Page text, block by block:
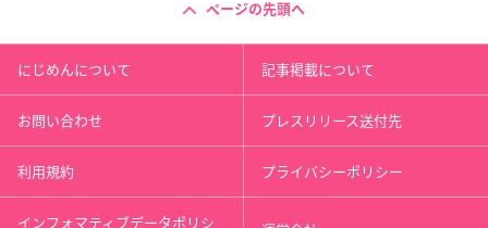
ページの先頭へ
にじめんについて 記事掲載について
お問い合わせ プレスリリース送付先
利用規約 プライバシーポリシー
インフォマティブデータポリシ